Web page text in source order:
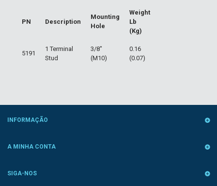
PN Description
Mounting
Hole
Weight
Lb
(Kg)
5191
1 Terminal
Stud
3/8"
(M10)
0.16
(0.07)
INFORMAÇÃO
A MINHA CONTA
SIGA-NOS